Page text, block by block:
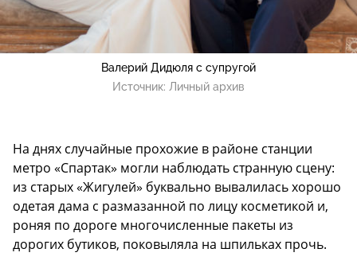
Валерий Дидюля с супругой
Источник: Личный архив
На днях случайные прохожие в районе станции
метро «Спартак» могли наблюдать странную сцену:
из старых «Жигулей» буквально вывалилась хорошо
одетая дама с размазанной по лицу косметикой и,
роняя по дороге многочисленные пакеты из
дорогих бутиков, поковыляла на шпильках прочь.